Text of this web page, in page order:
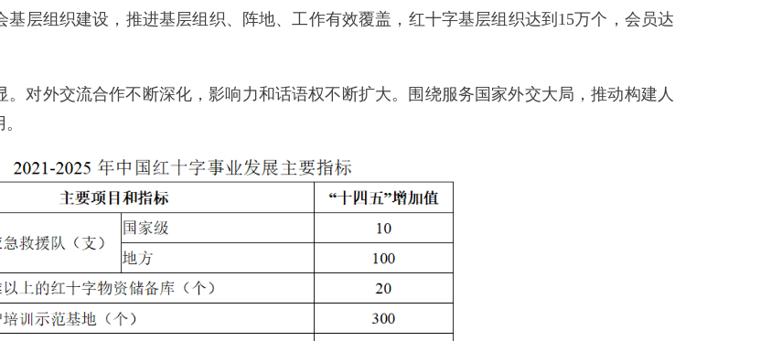
层组织建设，推进基层组织、阵地、工作有效覆盖，红十字基层组织达到15万个，会员达
对外交流合作不断深化，影响力和话语权不断扩大。围绕服务国家外交大局，推动构建人